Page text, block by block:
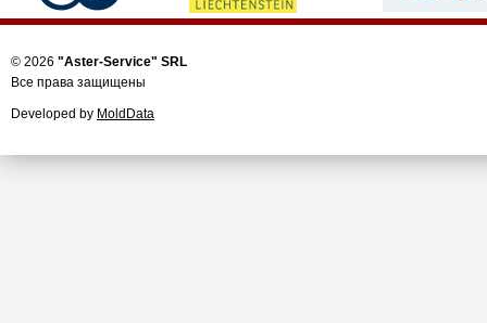
© 2026 "Aster-Service" SRL
Все права защищены
Developed by MoldData